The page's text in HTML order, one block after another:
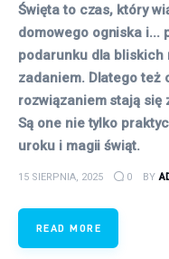
Święta to czas, który
domowego ogniska i...
podarunku dla bliskich
zadaniem. Dlatego też
rozwiązaniem stają się
Są one nie tylko
uroku i magii świąt.
15 SIERPNIA, 2025 0 BY
READ MORE